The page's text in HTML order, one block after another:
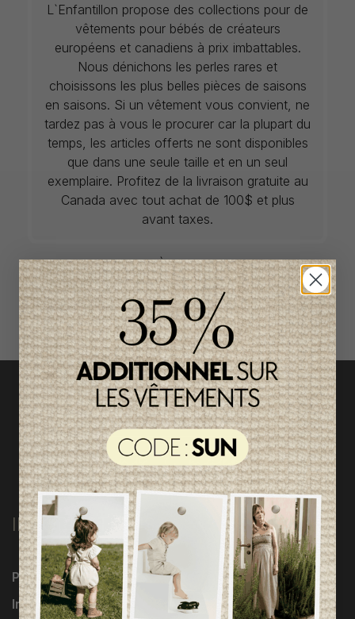
L`Enfantillon propose des collections pour de
vêtements pour bébés de créateurs
européens et canadiens à prix imbattables.
Nous dénichons les perles rares et
choisissons les plus belles pièces de saisons
en saisons. Si un vêtement vous convient, ne
tardez pas à vous le procurer car la plupart du
temps, les articles offerts ne sont disponibles
que dans une seule taille et en un seul
exemplaire. Profitez de la livraison gratuite au
Canada avec tout achat de 100$ et plus
avant taxes.
ACCÈS RAPIDE
magasinez par catégorie
INFORMATIONS
Programme Loyauté
Influenceuses